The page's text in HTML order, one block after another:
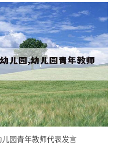
园青年教师代表发言